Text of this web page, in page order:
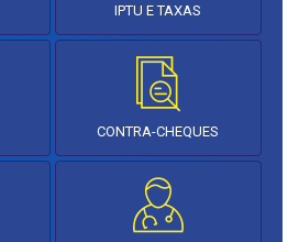
IPTU E TAXAS
CONTRA-CHEQUES